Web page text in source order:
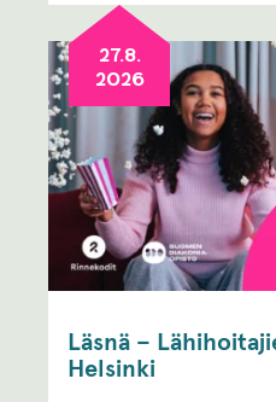
27.8.
2026
Läsnä –
Helsinki